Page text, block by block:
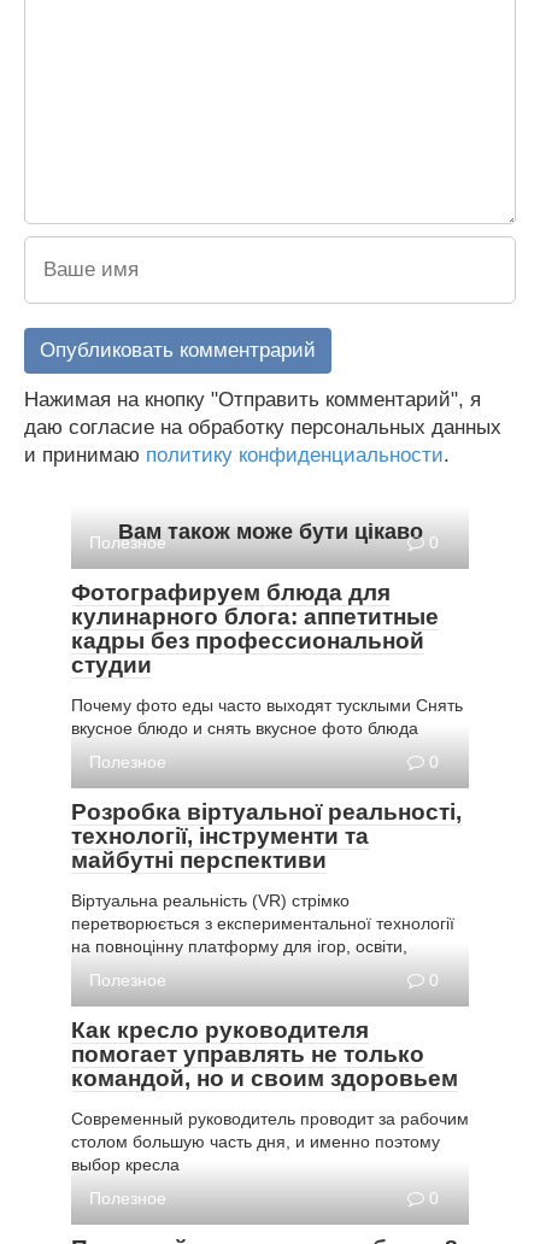
Нажимая на кнопку "Отправить комментарий", я
даю согласие на обработку персональных данных
и принимаю политику конфиденциальности.
Вам також може бути цікаво
Полезное 0
Фотографируем блюда для
кулинарного блога: аппетитные
кадры без профессиональной
студии
Почему фото еды часто выходят тусклыми Снять
вкусное блюдо и снять вкусное фото блюда
Полезное
0
Розробка віртуальної реальності,
технології, інструменти та
майбутні перспективи
Віртуальна реальність (VR) стрімко
перетворюється з експериментальної технології
на повноцінну платформу для ігор, освіти,
Полезное
0
Как кресло руководителя
помогает управлять не только
командой, но и своим здоровьем
Современный руководитель проводит за рабочим
столом большую часть дня, и именно поэтому
выбор кресла
Полезное
0